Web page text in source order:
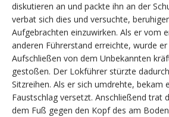
diskutieren an und packte ihn an der
verbat sich dies und versuchte,
Aufgebrachten einzuwirken. Als er vom
anderen Führerstand erreichte, wurde
Aufschließen von dem Unbekannten
gestoßen. Der Lokführer stürzte
Sitzreihen. Als er sich umdrehte, bekam
Faustschlag versetzt. Anschließend trat
dem Fuß gegen den Kopf des am